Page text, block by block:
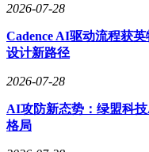
2026-07-28
Cadence AI驱动流程获
设计新路径
2026-07-28
AI攻防新态势：绿盟科
格局